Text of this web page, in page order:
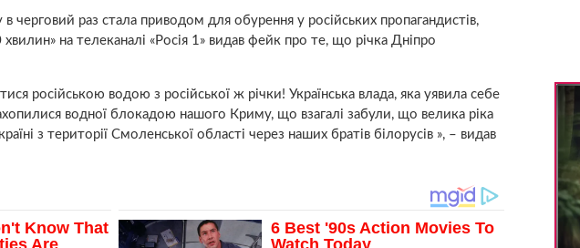
черговий раз стала приводом для обурення у російських пропагандистів,
на телеканалі «Росія 1» видав фейк про те, що річка Дніпро
російською водою з російської ж річки! Українська влада, яка уявила себе
водної блокадою нашого Криму, що взагалі забули, що велика ріка
з території Смоленської області через наших братів білорусів », – видав